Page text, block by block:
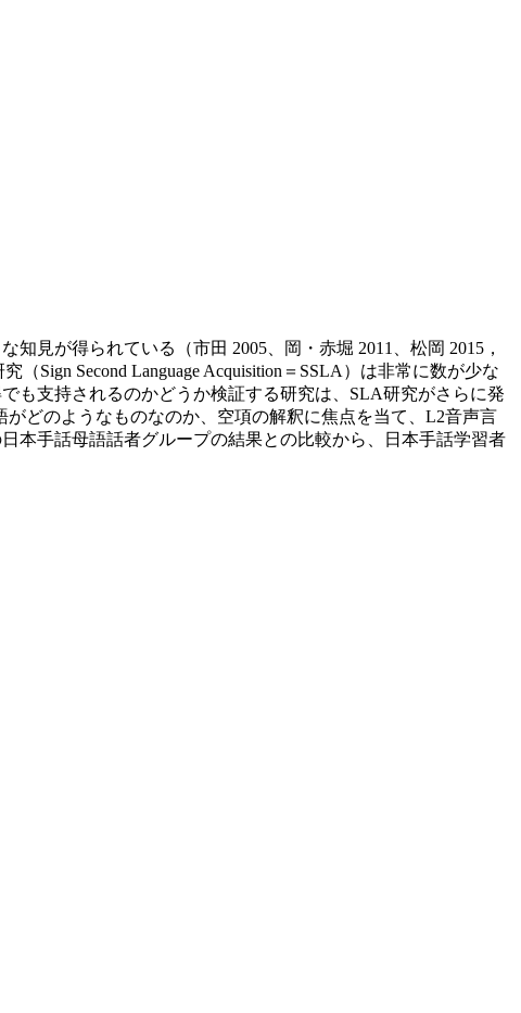
見が得られている（市田 2005、岡・赤堀 2011、松岡 2015，
Sign Second Language Acquisition＝SSLA）は非常に数が少な
も支持されるのかどうか検証する研究は、SLA研究がさらに発
どのようなものなのか、空項の解釈に焦点を当て、L2音声言
本手話母語話者グループの結果との比較から、日本手話学習者